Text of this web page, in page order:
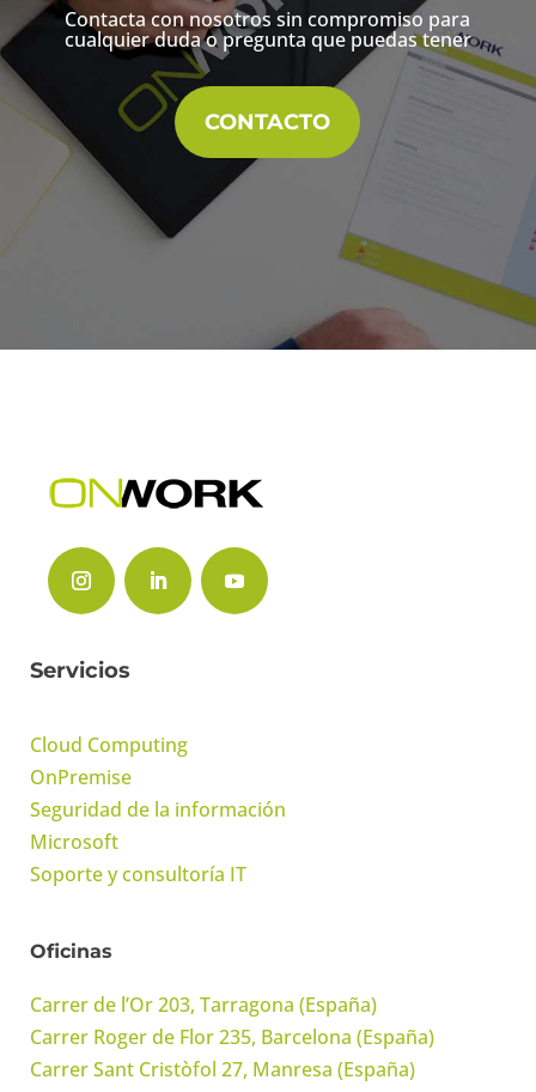
Contacta con nosotros sin compromiso para
cualquier duda o pregunta que puedas tener
CONTACTO
Servicios
Cloud Computing
OnPremise
Seguridad de la información
Microsoft
Soporte y consultoría IT
Oficinas
Carrer de l’Or 203, Tarragona (España)
Carrer Roger de Flor 235, Barcelona (España)
Carrer Sant Cristòfol 27, Manresa (España)